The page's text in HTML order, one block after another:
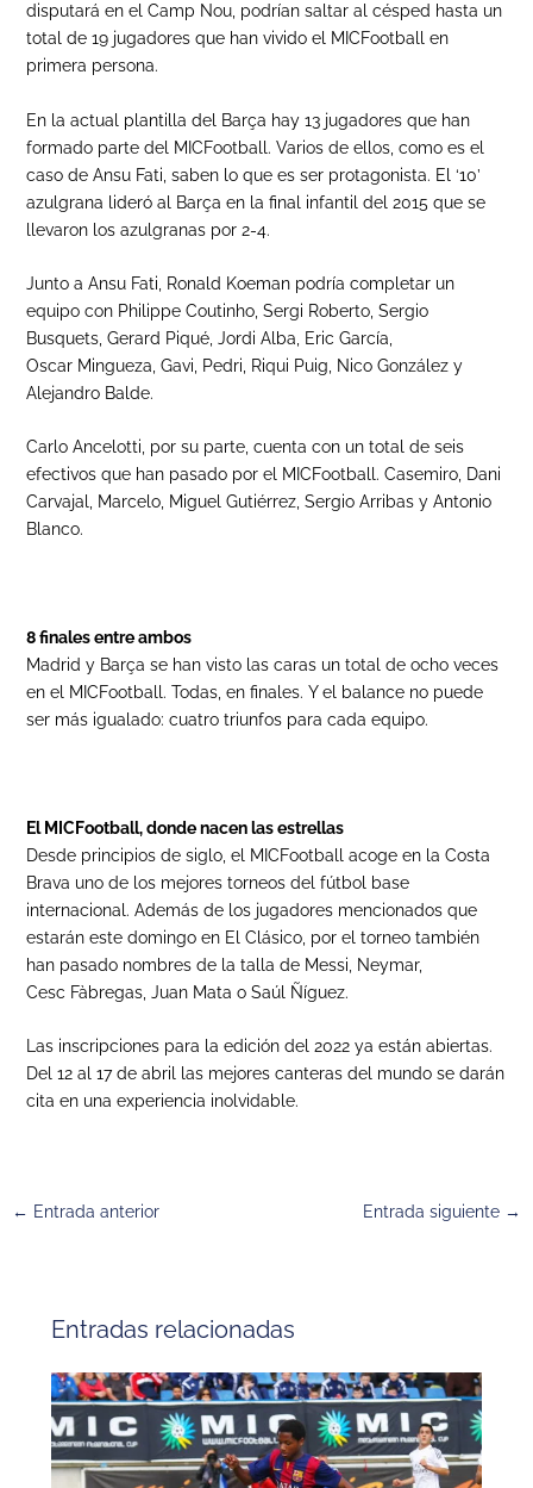
disputará en el Camp Nou, podrían saltar al césped hasta un
total de 19 jugadores que han vivido el MICFootball en
primera persona.
En la actual plantilla del Barça hay 13 jugadores que han
formado parte del MICFootball. Varios de ellos, como es el
caso de Ansu Fati, saben lo que es ser protagonista. El ‘10’
azulgrana lideró al Barça en la final infantil del 2015 que se
llevaron los azulgranas por 2-4.
Junto a Ansu Fati, Ronald Koeman podría completar un
equipo con Philippe Coutinho, Sergi Roberto, Sergio
Busquets, Gerard Piqué, Jordi Alba, Eric García,
Oscar Mingueza, Gavi, Pedri, Riqui Puig, Nico González y
Alejandro Balde.
Carlo Ancelotti, por su parte, cuenta con un total de seis
efectivos que han pasado por el MICFootball. Casemiro, Dani
Carvajal, Marcelo, Miguel Gutiérrez, Sergio Arribas y Antonio
Blanco.
8 finales entre ambos
Madrid y Barça se han visto las caras un total de ocho veces
en el MICFootball. Todas, en finales. Y el balance no puede
ser más igualado: cuatro triunfos para cada equipo.
El MICFootball, donde nacen las estrellas
Desde principios de siglo, el MICFootball acoge en la Costa
Brava uno de los mejores torneos del fútbol base
internacional. Además de los jugadores mencionados que
estarán este domingo en El Clásico, por el torneo también
han pasado nombres de la talla de Messi, Neymar,
Cesc Fàbregas, Juan Mata o Saúl Ñíguez.
Las inscripciones para la edición del 2022 ya están abiertas.
Del 12 al 17 de abril las mejores canteras del mundo se darán
cita en una experiencia inolvidable.
← Entrada anterior Entrada siguiente →
Entradas relacionadas